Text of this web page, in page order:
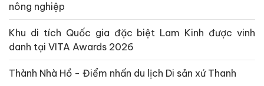
nông nghiệp
Khu di tích Quốc gia đặc biệt Lam Kinh được vinh
danh tại VITA Awards 2026
Thành Nhà Hồ - Điểm nhấn du lịch Di sản xứ Thanh